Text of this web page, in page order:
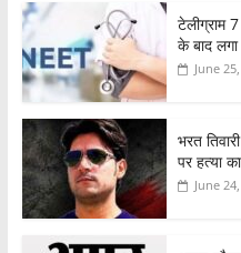
टेलीग्राम
के बाद
June
भरत
पर हत्या
June